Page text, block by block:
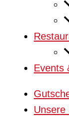
Events
Unsere